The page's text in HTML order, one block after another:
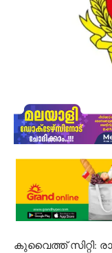
കുവൈത്ത് സിറ്റി: